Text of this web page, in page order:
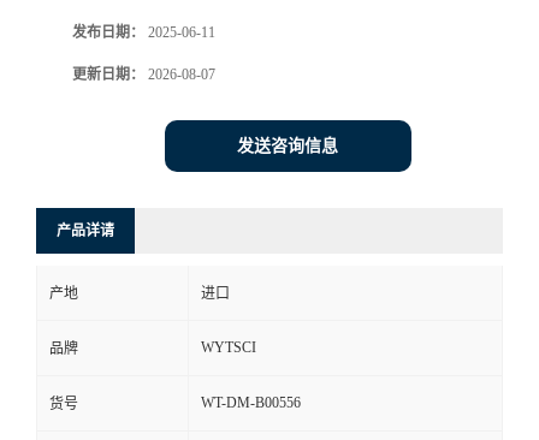
发布日期： 2025-06-11
更新日期： 2026-08-07
发送咨询信息
产品详请
产地 进口
品牌 WYTSCI
货号 WT-DM-B00556